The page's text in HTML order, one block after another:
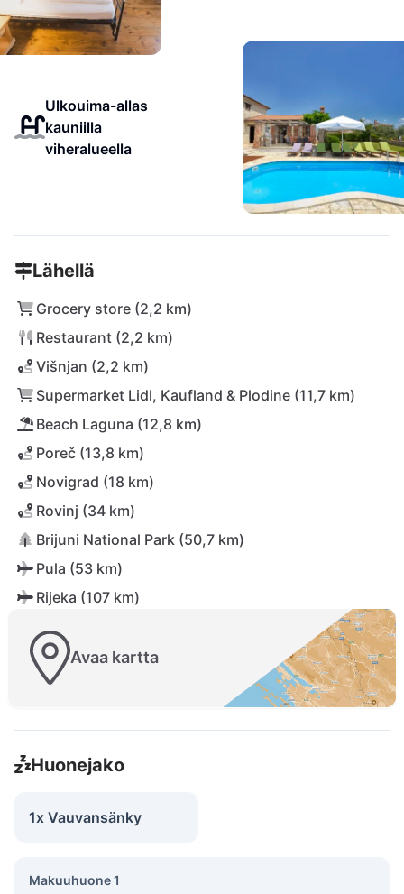
Ulkouima-allas
kauniilla
viheralueella
Lähellä
Grocery store (2,2 km)
Restaurant (2,2 km)
Višnjan (2,2 km)
Supermarket Lidl, Kaufland & Plodine (11,7 km)
Beach Laguna (12,8 km)
Poreč (13,8 km)
Novigrad (18 km)
Rovinj (34 km)
Brijuni National Park (50,7 km)
Pula (53 km)
Rijeka (107 km)
Avaa kartta
Huonejako
1x Vauvansänky
Makuuhuone 1